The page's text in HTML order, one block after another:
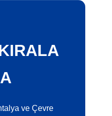
ve Çevre